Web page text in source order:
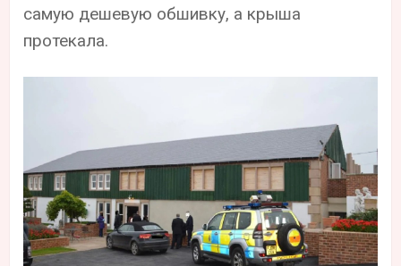
самую дешевую обшивку, а крыша
протекала.